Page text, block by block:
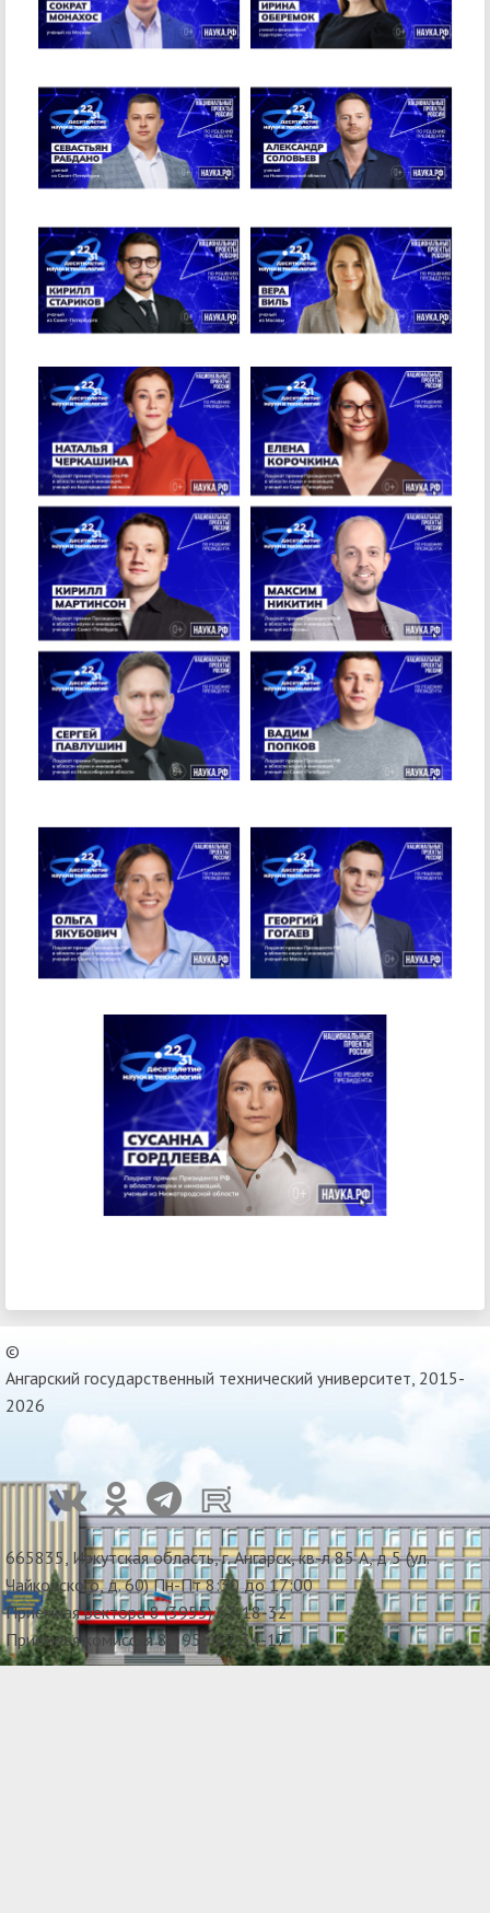
©
Ангарский государственный технический университет, 2015-
2026
665835, Иркутская область, г. Ангарск, кв-л 85 А, д 5 (ул.
Чайковского, д. 60) Пн-Пт 8:30 до 17:00
Приемная ректора 8 (3955) 67-18-32
Приемная комиссия 8(3955)67-34-17